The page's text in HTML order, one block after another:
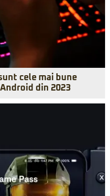
cele mai bune
din 2023